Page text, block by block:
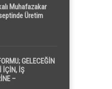
Muhafazakar
Üretim
GELECEĞİN
İÇİN, İŞ
–